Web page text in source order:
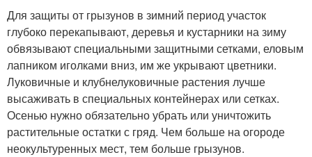
Для защиты от грызунов в зимний период участок
глубоко перекапывают, деревья и кустарники на зиму
обвязывают специальными защитными сетками, еловым
лапником иголками вниз, им же укрывают цветники.
Луковичные и клубнелуковичные растения лучше
высаживать в специальных контейнерах или сетках.
Осенью нужно обязательно убрать или уничтожить
растительные остатки с гряд. Чем больше на огороде
неокультуренных мест, тем больше грызунов.